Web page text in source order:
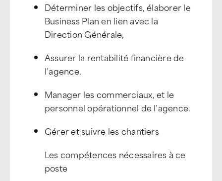
Déterminer les objectifs, élaborer le
Business Plan en lien avec la
Direction Générale,
Assurer la rentabilité financière de
l’agence.
Manager les commerciaux, et le
personnel opérationnel de l’agence.
Gérer et suivre les chantiers
Les compétences nécessaires à ce
poste